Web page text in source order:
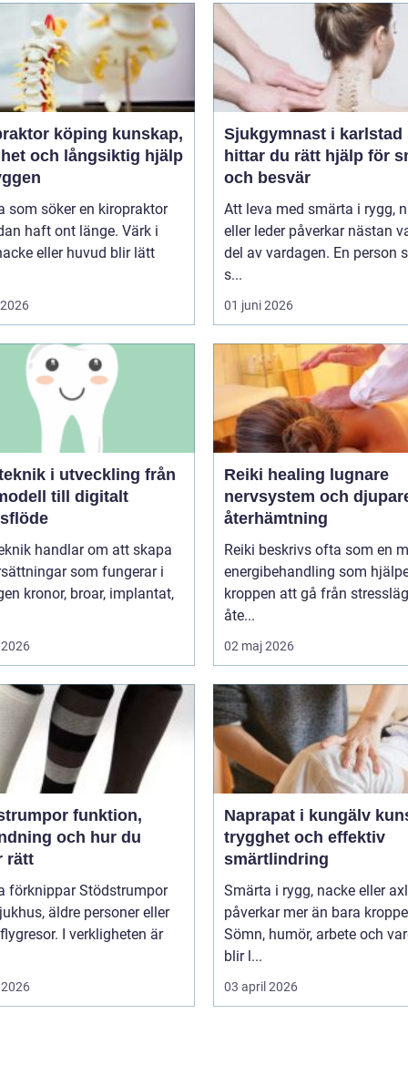
köping kunskap,
och långsiktig hjälp
som söker en kiropraktor
haft ont länge. Värk i
eller huvud blir lätt
Sjukgymnast i karlstad så
hittar du rätt hjälp för
och besvär
Att leva med smärta i rygg,
eller leder påverkar nästan
del av vardagen. En person
s...
01 juni 2026
i utveckling från
till digitalt
handlar om att skapa
som fungerar i
Reiki healing lugnare
nervsystem och
återhämtning
Reiki beskrivs ofta som en
energibehandling som
kroppen att gå från
åte...
02 maj 2026
funktion,
och hur du
rätt
förknippar Stödstrumpor
äldre personer eller
I verkligheten är
Naprapat i kungälv kunskap,
trygghet och effektiv
smärtlindring
Smärta i rygg, nacke eller
påverkar mer än bara
Sömn, humör, arbete och
blir l...
03 april 2026